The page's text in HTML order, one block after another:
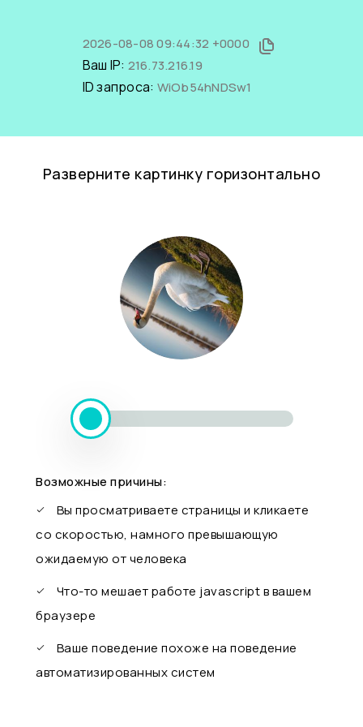
2026-08-08 09:44:32 +0000
Ваш IP: 216.73.216.19
ID запроса: WiOb54hNDSw1
Разверните картинку горизонтально
Возможные причины:
Вы просматриваете страницы и кликаете
со скоростью, намного превышающую
ожидаемую от человека
Что-то мешает работе javascript в вашем
браузере
Ваше поведение похоже на поведение
автоматизированных систем